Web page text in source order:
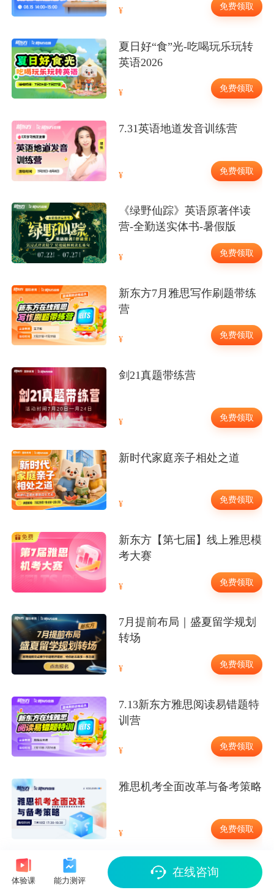
免费领取
夏日好“食”光-吃喝玩乐玩转
英语2026
免费领取
7.31英语地道发音训练营
免费领取
《绿野仙踪》英语原著伴读
营-全勤送实体书-暑假版
免费领取
新东方7月雅思写作刷题带练
营
免费领取
剑21真题带练营
免费领取
新时代家庭亲子相处之道
免费领取
新东方【第七届】线上雅思模
考大赛
免费领取
7月提前布局｜盛夏留学规划
转场
免费领取
7.13新东方雅思阅读易错题特
训营
免费领取
雅思机考全面改革与备考策略
免费领取
体验课 能力测评
在线咨询